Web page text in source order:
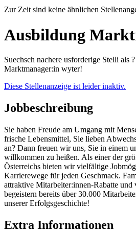
Zur Zeit sind keine ähnlichen
Ausbildung
Suechsch nachere usforderige Stelli als
Marktmanager:in wyter!
Diese Stellenanzeige ist leider inaktiv.
Jobbeschreibung
Sie haben Freude am Umgang mit
frische Lebensmittel, Sie lieben
an? Dann freuen wir uns, Sie in einem
willkommen zu heißen. Als einer der
Österreichs bieten wir vielfältige
Karrierewege für jeden Geschmack.
attraktive Mitarbeiter:innen-Rabatte und
begeistern bereits über 30.000
unserer Erfolgsgeschichte!
Extra Informationen